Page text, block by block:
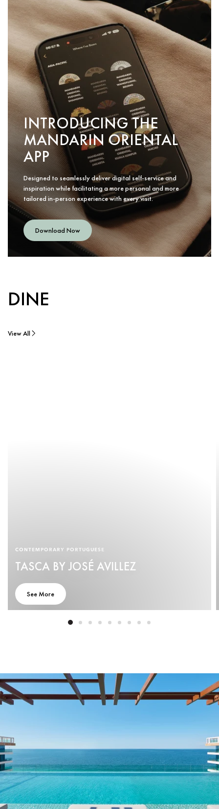
INTRODUCING THE
MANDARIN ORIENTAL
APP
Designed to seamlessly deliver digital self-service and
inspiration while facilitating a more personal and more
tailored in-person experience with every visit.
Download Now
DINE
View All
CONTEMPORARY PORTUGUESE
TASCA BY JOSÉ AVILLEZ
See More